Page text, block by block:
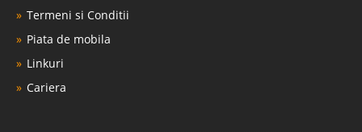
Termeni si Conditii
Piata de mobila
Linkuri
Cariera